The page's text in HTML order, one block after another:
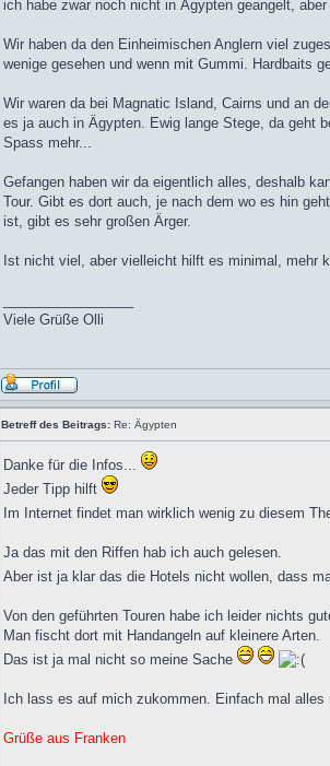
ich habe zwar noch nicht in Ägypten geangelt,
Wir haben da den Einheimischen Anglern viel
wenige gesehen und wenn mit Gummi. Hardbaits
Wir waren da bei Magnatic Island, Cairns und an
es ja auch in Ägypten. Ewig lange Stege, da geht
Spass mehr...
Gefangen haben wir da eigentlich alles, deshalb
Tour. Gibt es dort auch, je nach dem wo es hin
ist, gibt es sehr großen Ärger.
Ist nicht viel, aber vielleicht hilft es minimal, mehr
Viele Grüße Olli
Betreff des Beitrags: Re: Ägypten
Danke für die Infos...
Jeder Tipp hilft
Im Internet findet man wirklich wenig zu diesem
Ja das mit den Riffen hab ich auch gelesen.
Aber ist ja klar das die Hotels nicht wollen, dass
Von den geführten Touren habe ich leider nichts
Man fischt dort mit Handangeln auf kleinere Arten.
Das ist ja mal nicht so meine Sache
Ich lass es auf mich zukommen. Einfach mal
Grüße aus Franken